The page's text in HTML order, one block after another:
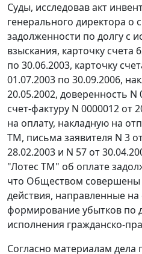
Суды, исследовав акт
генерального директора о
задолженности по долгу с
взыскания, карточку счета
по 30.06.2003, карточку
01.07.2003 по 30.09.2006,
20.05.2002, доверенность N
счет-фактуру N 0000012 от
на оплату, накладную на
ТМ, письма заявителя N 3
28.02.2003 и N 57 от
"Лотес ТМ" об оплате
что Обществом совершены
действия, направленные
формирование убытков по
исполнения гражданско-
Согласно материалам дела